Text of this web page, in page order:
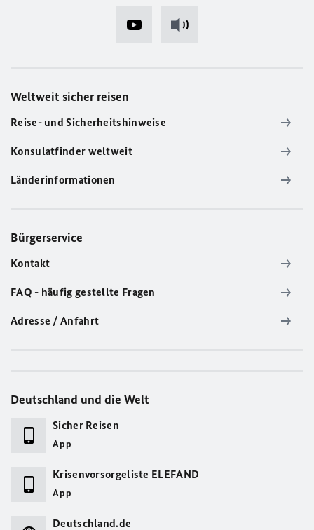
Weltweit sicher reisen
Reise- und Sicherheitshinweise
Konsulatfinder weltweit
Länderinformationen
Bürgerservice
Kontakt
FAQ - häufig gestellte Fragen
Adresse / Anfahrt
Deutschland und die Welt
Sicher Reisen
App
Krisenvorsorgeliste ELEFAND
App
Deutschland.de